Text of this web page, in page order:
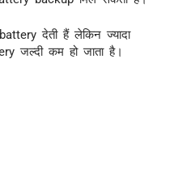
देती हैं लेकिन ज्यादा
जल्दी कम हो जाता है।